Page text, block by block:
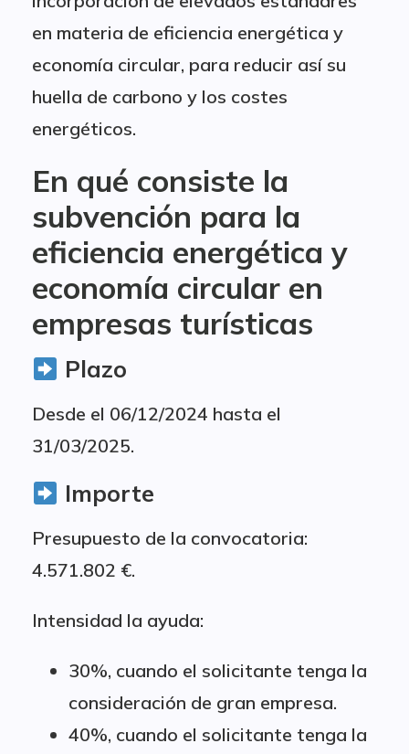
en materia de eficiencia energética y
economía circular, para reducir así su
huella de carbono y los costes
energéticos.
En qué consiste la
subvención para la
eficiencia energética y
economía circular en
empresas turísticas
Plazo
Desde el 06/12/2024 hasta el
31/03/2025.
Importe
Presupuesto de la convocatoria:
4.571.802 €.
Intensidad la ayuda:
30%, cuando el solicitante tenga la
consideración de gran empresa.
40%, cuando el solicitante tenga la